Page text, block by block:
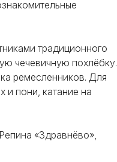
традиционного
чечевичную похлёбку.
ремесленников. Для
и пони, катание на
«Здравнёво»,